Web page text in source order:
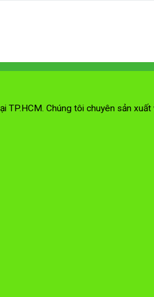
Chúng tôi chuyên sản